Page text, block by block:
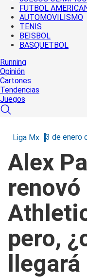
FUTBOL
AUTOMOVILISMO
TENIS
BEISBOL
BASQUETBOL
Running
Opinión
Cartones
Tendencias
Juegos
Liga Mx 3 de enero
Alex
pero,
llegará